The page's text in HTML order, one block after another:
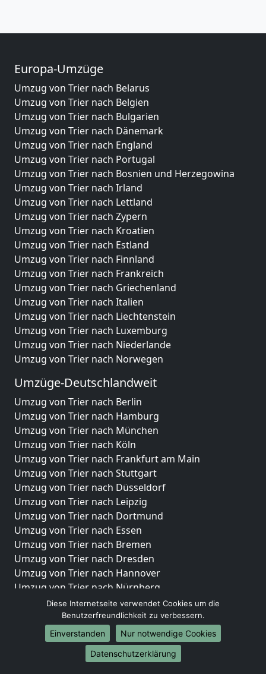
Europa-Umzüge
Umzug von Trier nach Belarus
Umzug von Trier nach Belgien
Umzug von Trier nach Bulgarien
Umzug von Trier nach Dänemark
Umzug von Trier nach England
Umzug von Trier nach Portugal
Umzug von Trier nach Bosnien und Herzegowina
Umzug von Trier nach Irland
Umzug von Trier nach Lettland
Umzug von Trier nach Zypern
Umzug von Trier nach Kroatien
Umzug von Trier nach Estland
Umzug von Trier nach Finnland
Umzug von Trier nach Frankreich
Umzug von Trier nach Griechenland
Umzug von Trier nach Italien
Umzug von Trier nach Liechtenstein
Umzug von Trier nach Luxemburg
Umzug von Trier nach Niederlande
Umzug von Trier nach Norwegen
Umzüge-Deutschlandweit
Umzug von Trier nach Berlin
Umzug von Trier nach Hamburg
Umzug von Trier nach München
Umzug von Trier nach Köln
Umzug von Trier nach Frankfurt am Main
Umzug von Trier nach Stuttgart
Umzug von Trier nach Düsseldorf
Umzug von Trier nach Leipzig
Umzug von Trier nach Dortmund
Umzug von Trier nach Essen
Umzug von Trier nach Bremen
Umzug von Trier nach Dresden
Umzug von Trier nach Hannover
Umzug von Trier nach Nürnberg
Umzug von Trier nach Duisburg
Umzug von Trier nach Bochum
Umzug von Trier nach Wuppertal
Umzug von Trier nach Bielefeld
Umzug von Trier nach Bonn
Diese Internetseite verwendet Cookies um die
Benutzerfreundlichkeit zu verbessern.
Einverstanden
Nur notwendige Cookies
Datenschutzerklärung